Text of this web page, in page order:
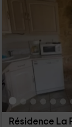
Résidence La